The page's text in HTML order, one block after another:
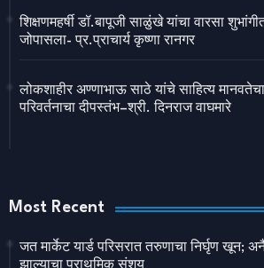
शिक्षणमहर्षी डॉ.बापूजी साळुंखे यांचा वारसा
जोपासला- प्र.प्राचार्य कृष्णा रानगर
लोकशाहीर अण्णाभाऊ साठे यांचे साहित्य
परिवर्तनाचा दीपस्तंभ–श्री. दिनराज वाघमारे
Most Recent
जत मार्केट यार्ड परिसरात तरुणाचा निर्घृण खून;